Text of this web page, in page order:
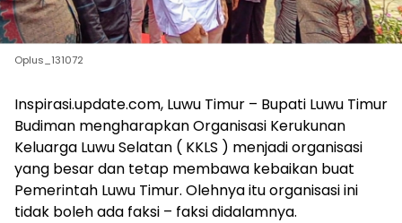
Oplus_131072
Inspirasi.update.com, Luwu Timur – Bupati Luwu Timur
Budiman mengharapkan Organisasi Kerukunan
Keluarga Luwu Selatan ( KKLS ) menjadi organisasi
yang besar dan tetap membawa kebaikan buat
Pemerintah Luwu Timur. Olehnya itu organisasi ini
tidak boleh ada faksi – faksi didalamnya.